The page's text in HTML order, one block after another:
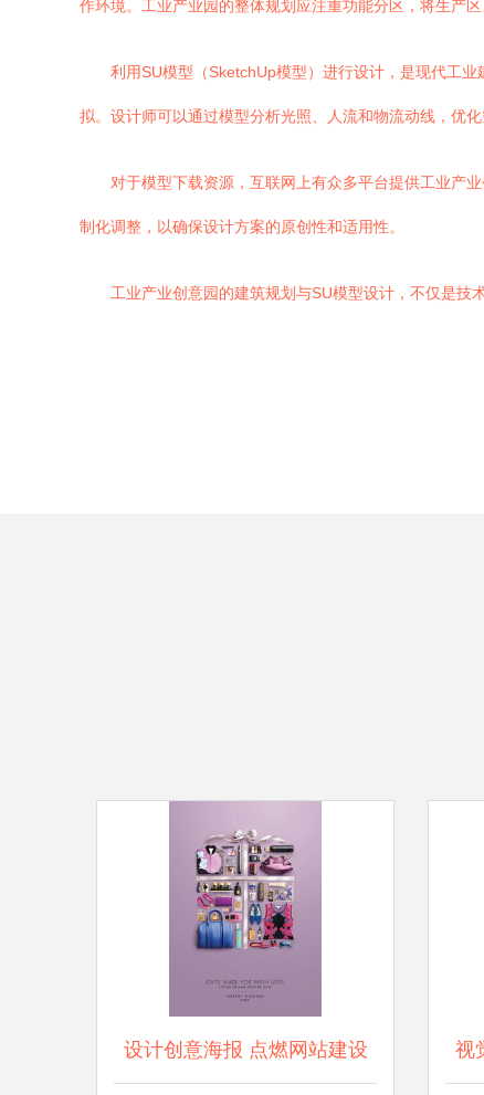
作环境。工业产业园的整体规划应注重功能分区，将生产
利用SU模型（SketchUp模型）进行设计，是现代工
拟。设计师可以通过模型分析光照、人流和物流动线，优
对于模型下载资源，互联网上有众多平台提供工业产
制化调整，以确保设计方案的原创性和适用性。
工业产业创意园的建筑规划与SU模型设计，不仅是技
设计创意海报 点燃网站建设 视